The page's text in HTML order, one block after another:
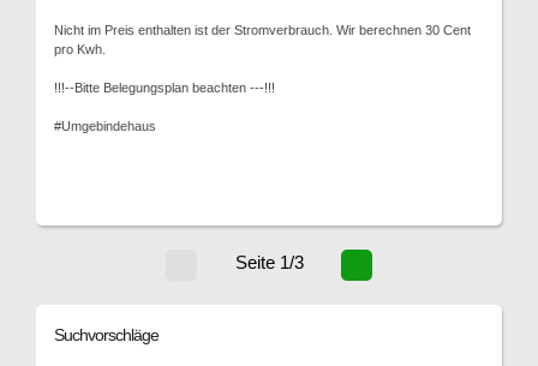
Nicht im Preis enthalten ist der Stromverbrauch. Wir berechnen 30 Cent
pro Kwh.
!!!--Bitte Belegungsplan beachten ---!!!
#Umgebindehaus
Seite 1/3
Suchvorschläge